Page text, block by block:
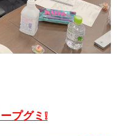
プグミ❕